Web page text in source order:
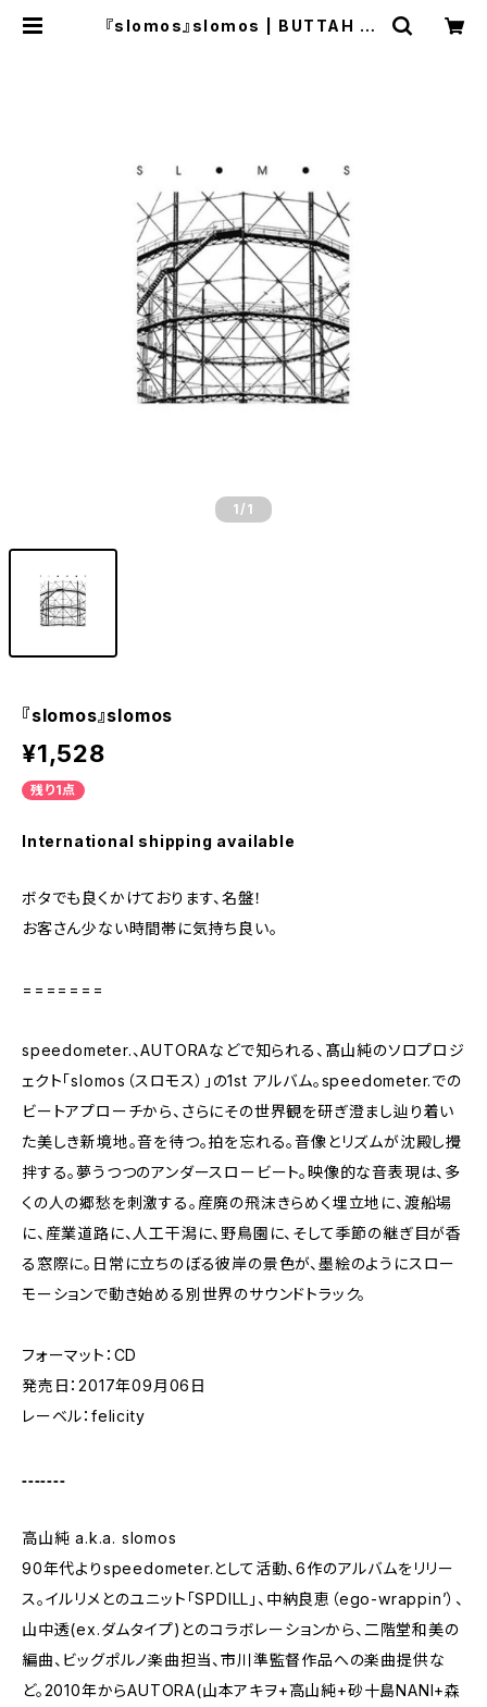
『slomos』slomos | BUTTAH on
1 /1
『slomos』slomos
¥1,528
残り1点
International shipping available
ボタでも良くかけております、名盤！
お客さん少ない時間帯に気持ち良い。
=======
speedometer.、AUTORAなどで知られる、髙山純のソロプロジ
ェクト「slomos（スロモス）」の1st アルバム。speedometer.での
ビートアプローチから、さらにその世界観を研ぎ澄まし辿り着い
た美しき新境地。音を待つ。拍を忘れる。音像とリズムが沈殿し攪
拌する。夢うつつのアンダースロービート。映像的な音表現は、多
くの人の郷愁を刺激する。産廃の飛沫きらめく埋立地に、渡船場
に、産業道路に、人工干潟に、野鳥園に、そして季節の継ぎ目が香
る窓際に。日常に立ちのぼる彼岸の景色が、墨絵のようにスロー
モーションで動き始める別世界のサウンドトラック。
フォーマット：CD
発売日：2017年09月06日
レーベル：felicity
₌₌₌₌₌₌₌
高山純 a.k.a. slomos
90年代よりspeedometer.として活動、6作のアルバムをリリー
ス。イルリメとのユニット「SPDILL」、中納良恵（ego-wrappin’）、
山中透(ex.ダムタイプ)とのコラボレーションから、二階堂和美の
編曲、ビッグポルノ楽曲担当、市川準監督作品への楽曲提供な
ど。2010年からAUTORA(山本アキヲ+高山純+砂十島NANI+森